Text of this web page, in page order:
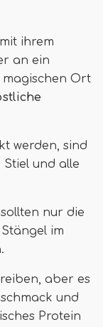
ihrem
an ein
Ort
werden, sind
und alle
nur die
im
aber es
und
Protein